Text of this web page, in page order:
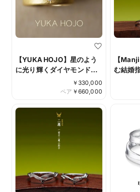
【YUKA HOJO】星のよう
に光り輝くダイヤモンド
￥ 330,000
￥ 660,000
ペア
【
む結婚